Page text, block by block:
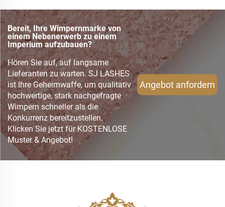
Bereit, Ihre Wimpernmarke von
einem Nebenerwerb zu einem
Imperium aufzubauen?
Hören Sie auf, auf langsame
Lieferanten zu warten. SJ LASHES
ist Ihre Geheimwaffe, um qualitativ
hochwertige, stark nachgefragte
Wimpern schneller als die
Konkurrenz bereitzustellen.
Klicken Sie jetzt für KOSTENLOSE
Muster & Angebot!
Angebot anfordern